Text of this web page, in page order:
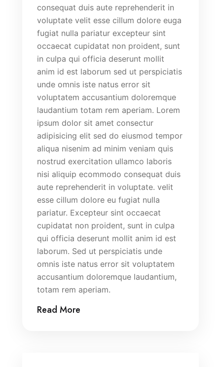
consequat duis aute reprehenderit in
voluptate velit esse cillum dolore euga
fugiat nulla pariatur excepteur sint
occaecat cupidatat non proident, sunt
in culpa qui officia deserunt mollit
anim id est laborum sed ut perspiciatis
unde omnis iste natus error sit
voluptatem accusantium doloremque
laudantium totam rem aperiam. Lorem
ipsum dolor sit amet consectur
adipisicing elit sed do eiusmod tempor
aliqua nisenim ad minim veniam quis
nostrud exercitation ullamco laboris
nisi aliquip ecommodo consequat duis
aute reprehenderit in voluptate. velit
esse cillum dolore eu fugiat nulla
pariatur. Excepteur sint occaecat
cupidatat non proident, sunt in culpa
qui officia deserunt mollit anim id est
laborum. Sed ut perspiciatis unde
omnis iste natus error sit voluptatem
accusantium doloremque laudantium,
totam rem aperiam.
Read More